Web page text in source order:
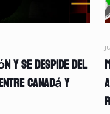
y se despide del
Canadá y